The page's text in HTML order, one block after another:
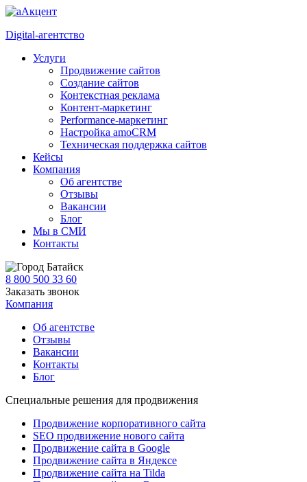
Digital-агентство
Услуги
Продвижение сайтов
Создание сайтов
Контекстная реклама
Контент-маркетинг
Performance-маркетинг
Настройка amoCRM
Техническая поддержка сайтов
Кейсы
Компания
Об агентстве
Отзывы
Вакансии
Блог
Мы в СМИ
Контакты
Батайск
8 800 500 33 60
Заказать звонок
Компания
Об агентстве
Отзывы
Вакансии
Контакты
Блог
Специальные решения для продвижения
Продвижение корпоративного сайта
SEO продвижение нового сайта
Продвижение сайта в Google
Продвижение сайта в Яндексе
Продвижение сайта на Tilda